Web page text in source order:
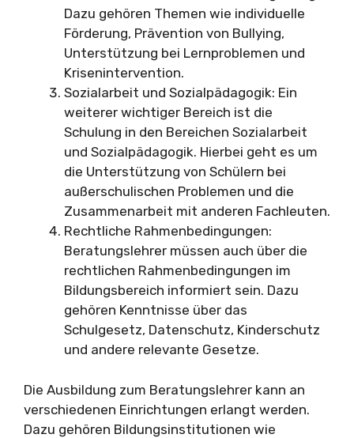
Dazu gehören Themen wie individuelle
Förderung, Prävention von Bullying,
Unterstützung bei Lernproblemen und
Krisenintervention.
Sozialarbeit und Sozialpädagogik: Ein
weiterer wichtiger Bereich ist die
Schulung in den Bereichen Sozialarbeit
und Sozialpädagogik. Hierbei geht es um
die Unterstützung von Schülern bei
außerschulischen Problemen und die
Zusammenarbeit mit anderen Fachleuten.
Rechtliche Rahmenbedingungen:
Beratungslehrer müssen auch über die
rechtlichen Rahmenbedingungen im
Bildungsbereich informiert sein. Dazu
gehören Kenntnisse über das
Schulgesetz, Datenschutz, Kinderschutz
und andere relevante Gesetze.
Die Ausbildung zum Beratungslehrer kann an
verschiedenen Einrichtungen erlangt werden.
Dazu gehören Bildungsinstitutionen wie